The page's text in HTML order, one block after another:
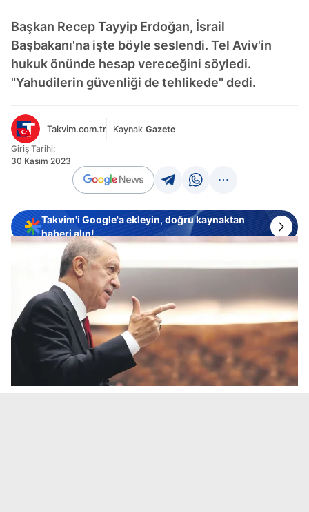
Başkan Recep Tayyip Erdoğan, İsrail
Başbakanı'na işte böyle seslendi. Tel Aviv'in
hukuk önünde hesap vereceğini söyledi.
"Yahudilerin güvenliği de tehlikede" dedi.
Takvim.com.tr Kaynak Gazete
Giriş Tarihi:
30 Kasım 2023
Takvim'i Google'a ekleyin, doğru kaynaktan
haberi alın!